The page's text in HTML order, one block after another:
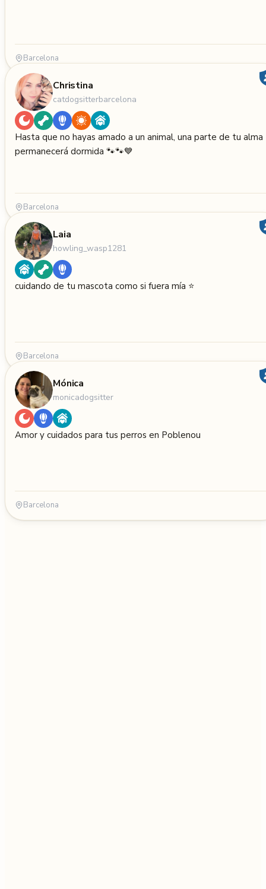
Barcelona
Christina
catdogsitterbarcelona
Hasta que no hayas amado a un animal, una parte de tu alma
permanecerá dormida 🐾🐾💙
Barcelona
Laia
howling_wasp1281
cuidando de tu mascota como si fuera mía ⭐️
Barcelona
Mónica
monicadogsitter
Amor y cuidados para tus perros en Poblenou
Barcelona